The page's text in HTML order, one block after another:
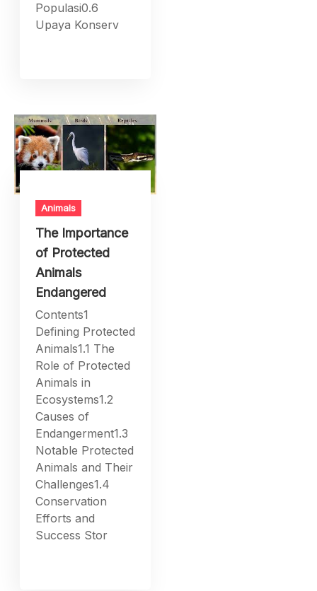
Populasi0.6
Upaya Konserv
Animals
The Importance
of Protected
Animals
Endangered
Contents1
Defining Protected
Animals1.1 The
Role of Protected
Animals in
Ecosystems1.2
Causes of
Endangerment1.3
Notable Protected
Animals and Their
Challenges1.4
Conservation
Efforts and
Success Stor